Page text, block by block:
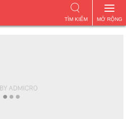
MỞ RỘNG
TÌM KIẾM